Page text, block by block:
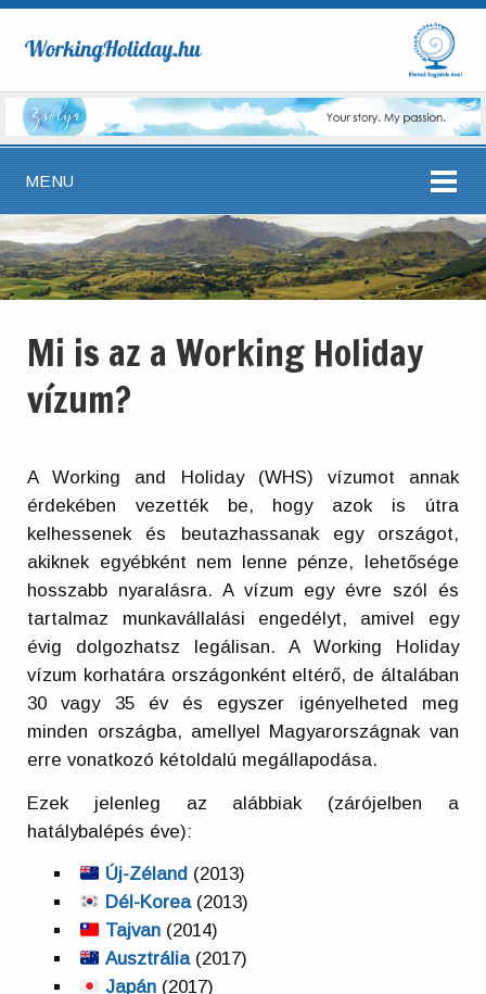
MENU
Mi is az a Working Holiday
vízum?
A Working and Holiday (WHS) vízumot annak
érdekében vezették be, hogy azok is útra
kelhessenek és beutazhassanak egy országot,
akiknek egyébként nem lenne pénze, lehetősége
hosszabb nyaralásra. A vízum egy évre szól és
tartalmaz munkavállalási engedélyt, amivel egy
évig dolgozhatsz legálisan. A Working Holiday
vízum korhatára országonként eltérő, de általában
30 vagy 35 év és egyszer igényelheted meg
minden országba, amellyel Magyarországnak van
erre vonatkozó kétoldalú megállapodása.
Ezek jelenleg az alábbiak (zárójelben a
hatálybalépés éve):
Új-Zéland (2013)
Dél-Korea(2013)
Tajvan (2014)
Ausztrália(2017)
Japán (2017)